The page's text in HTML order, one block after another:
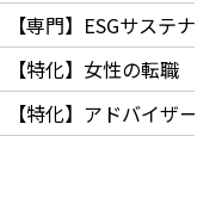
【専門】ESGサステナ
【特化】女性の転職
【特化】アドバイザー